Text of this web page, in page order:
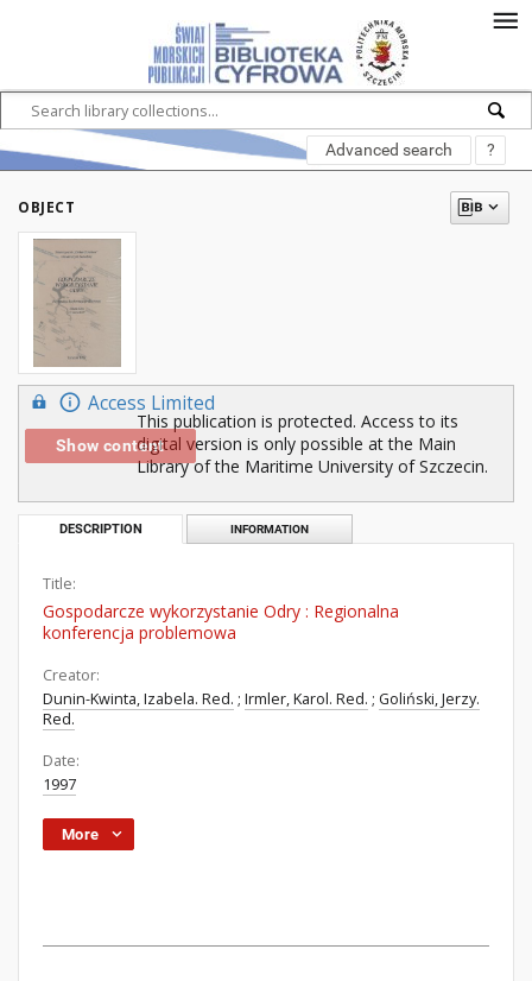
Advanced search ?
OBJECT
Access Limited
Show content
This publication is protected. Access to its
digital version is only possible at the Main
Library of the Maritime University of Szczecin.
DESCRIPTION INFORMATION
Title:
Gospodarcze wykorzystanie Odry : Regionalna
konferencja problemowa
Creator:
Dunin-Kwinta, Izabela. Red. ; Irmler, Karol. Red. ; Goliński, Jerzy.
Red.
Date:
1997
More